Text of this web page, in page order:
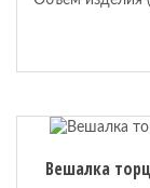
Вешалка